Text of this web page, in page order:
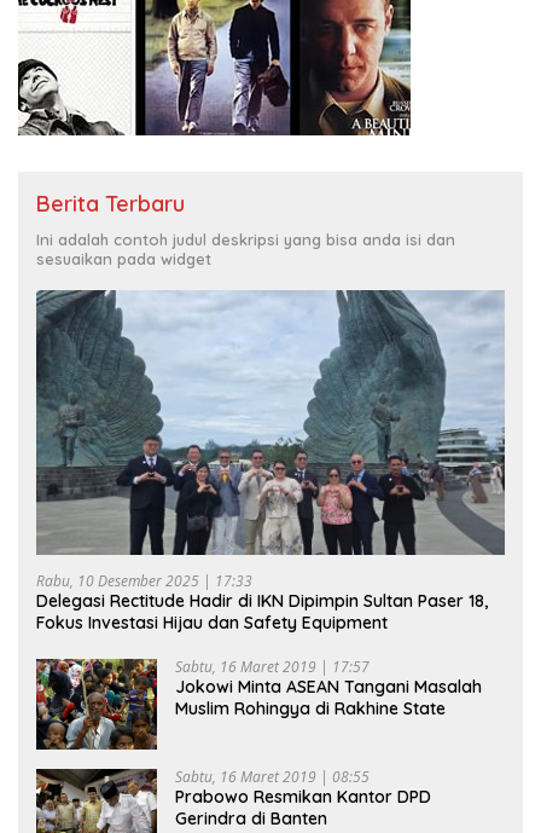
Berita Terbaru
Ini adalah contoh judul deskripsi yang bisa anda isi dan
sesuaikan pada widget
Rabu, 10 Desember 2025 | 17:33
Delegasi Rectitude Hadir di IKN Dipimpin Sultan Paser 18,
Fokus Investasi Hijau dan Safety Equipment
Sabtu, 16 Maret 2019 | 17:57
Jokowi Minta ASEAN Tangani Masalah
Muslim Rohingya di Rakhine State
Sabtu, 16 Maret 2019 | 08:55
Prabowo Resmikan Kantor DPD
Gerindra di Banten